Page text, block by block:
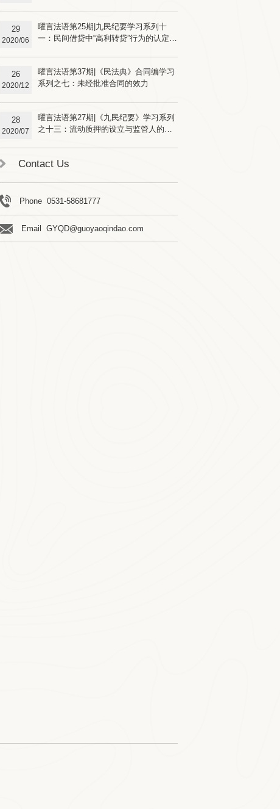
29
2020/06
曜言法语第25期|九民纪要学习系列十
一：民间借贷中“高利转贷”行为的认定及
26
2020/12
曜言法语第37期|《民法典》合同编学习
系列之七：未经批准合同的效力
28
2020/07
曜言法语第27期|《九民纪要》学习系列
之十三：流动质押的设立与监管人的责
Contact Us
Phone 0531-58681777
Email GYQD@guoyaoqindao.com